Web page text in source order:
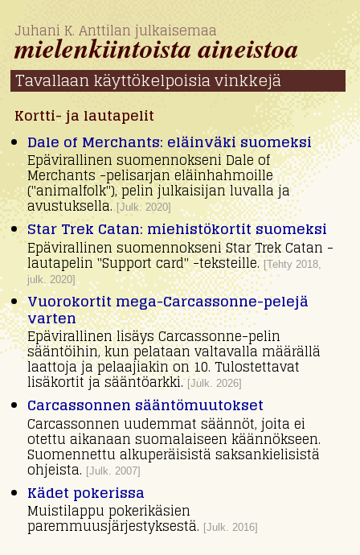
Juhani K. Anttilan julkaisemaa
mielen­kiintoista aineistoa
Tavallaan käyttö­kelpoisia vinkkejä
Kortti- ja lautapelit
Dale of Merchants: eläinväki suomeksi
Epävirallinen suomennokseni Dale of
Merchants -pelisarjan eläinhahmoille
("animalfolk"), pelin julkaisijan luvalla ja
avustuksella. [Julk. 2020]
Star Trek Catan: miehistökortit suomeksi
Epävirallinen suomennokseni Star Trek Catan -
lautapelin "Support card" -teksteille.[Tehty 2018,
julk. 2020]
Vuorokortit mega-Carcassonne-pelejä
varten
Epävirallinen lisäys Carcassonne-pelin
sääntöihin, kun pelataan valtavalla määrällä
laattoja ja pelaajiakin on 10. Tulostettavat
lisäkortit ja sääntöarkki. [Julk. 2026]
Carcassonnen sääntömuutokset
Carcassonnen uudemmat säännöt, joita ei
otettu aikanaan suomalaiseen käännökseen.
Suomennettu alkuperäisistä saksankielisistä
ohjeista. [Julk. 2007]
Kädet pokerissa
Muistilappu pokerikäsien
paremmuusjärjestyksestä. [Julk. 2016]